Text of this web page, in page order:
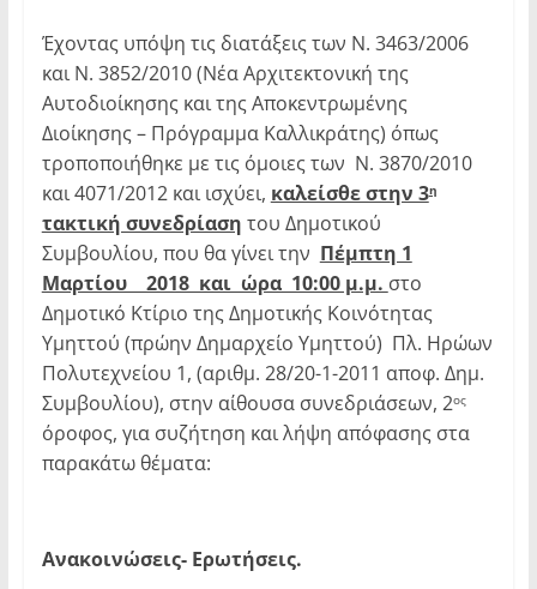
Έχοντας υπόψη τις διατάξεις των Ν. 3463/2006
και Ν. 3852/2010 (Νέα Αρχιτεκτονική της
Αυτοδιοίκησης και της Αποκεντρωμένης
Διοίκησης – Πρόγραμμα Καλλικράτης) όπως
τροποποιήθηκε με τις όμοιες των Ν. 3870/2010
και 4071/2012 και ισχύει, καλείσθε στην 3η
τακτική συνεδρίαση του Δημοτικού
Συμβουλίου, που θα γίνει την Πέμπτη 1
Μαρτίου 2018 και ώρα 10:00 μ.μ. στο
Δημοτικό Κτίριο της Δημοτικής Κοινότητας
Υμηττού (πρώην Δημαρχείο Υμηττού) Πλ. Ηρώων
Πολυτεχνείου 1, (αριθμ. 28/20-1-2011 αποφ. Δημ.
Συμβουλίου), στην αίθουσα συνεδριάσεων, 2ος
όροφος, για συζήτηση και λήψη απόφασης στα
παρακάτω θέματα:
Ανακοινώσεις- Ερωτήσεις.